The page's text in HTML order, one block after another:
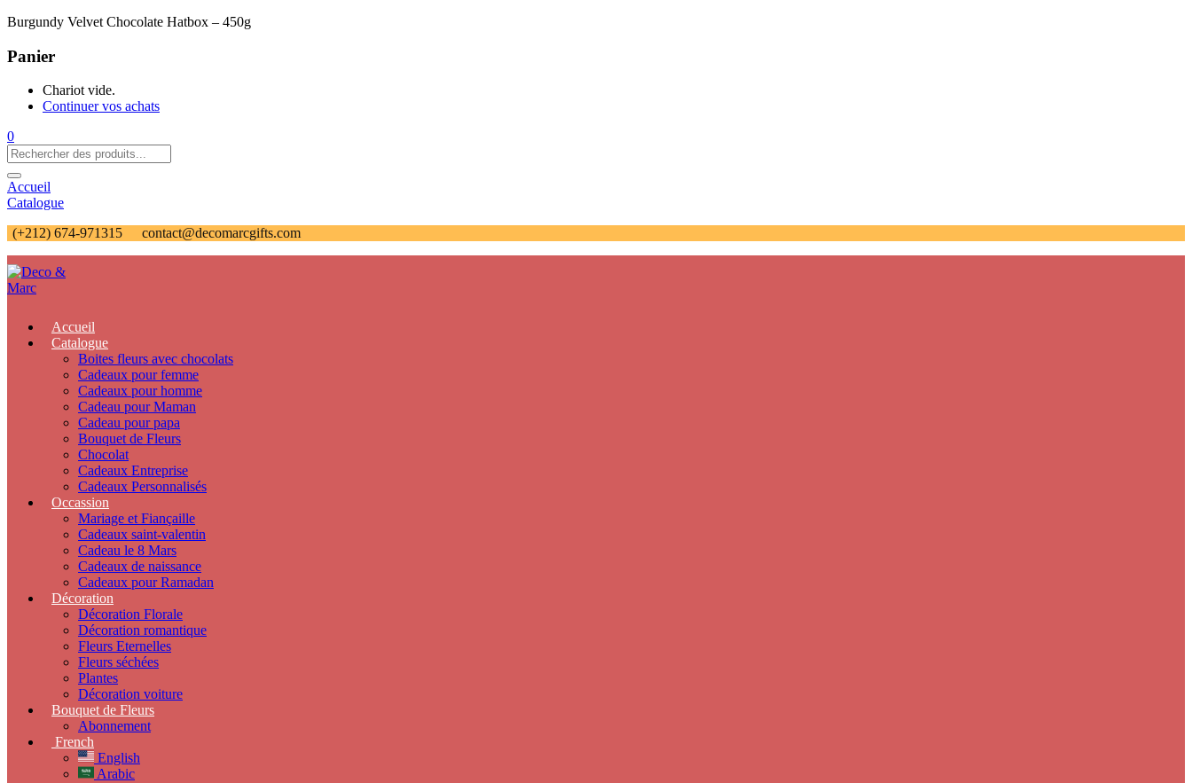
Burgundy Velvet Chocolate Hatbox – 450g
Panier
Chariot vide.
Continuer vos achats
0
Accueil
Catalogue
(+212) 674-971315
contact@decomarcgifts.com
Accueil
Catalogue
Boites fleurs avec chocolats
Cadeaux pour femme
Cadeaux pour homme
Cadeau pour Maman
Cadeau pour papa
Bouquet de Fleurs
Chocolat
Cadeaux Entreprise
Cadeaux Personnalisés
Occassion
Mariage et Fiançaille
Cadeaux saint-valentin
Cadeau le 8 Mars
Cadeaux de naissance
Cadeaux pour Ramadan
Décoration
Décoration Florale
Décoration romantique
Fleurs Eternelles
Fleurs séchées
Plantes
Décoration voiture
Bouquet de Fleurs
Abonnement
French
English
Arabic